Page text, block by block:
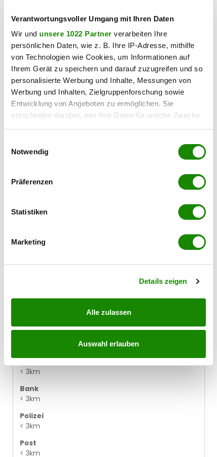
Verantwortungsvoller Umgang mit Ihren Daten
Wir und unsere 1022 Partner verarbeiten Ihre
persönlichen Daten, wie z. B. Ihre IP-Adresse, mithilfe
von Technologien wie Cookies, um Informationen auf
Ihrem Gerät zu speichern und darauf zuzugreifen und so
personalisierte Werbung und Inhalte, Messungen von
Werbung und Inhalten, Zielgruppenforschung sowie
Entwicklung von Angeboten zu ermöglichen. Sie
entscheiden darüber, wer Ihre Daten für welche Zwecke
Trigger Symbol ändern oder widerrufen
Informationen über Ihre geografische Lage
können
bestimmten Merkmalen (Fingerprinting) identifizieren
Erfahren Sie mehr darüber, wie Ihre persönlichen Daten
Notwendig
Präferenzen
Statistiken
Marketing
Details zeigen
Alle zulassen
Auswahl erlauben
Lagebeschreibung
Das Mühlwerk unmittelbar an der Autobahnabfahrt
Gleisdorf West und in direkter Nähe zur Stadteinfahrt
8200 Ludersdorf.
< 2km
Bankomat
< 3km
Bank
< 3km
Polizei
< 3km
Post
< 3km